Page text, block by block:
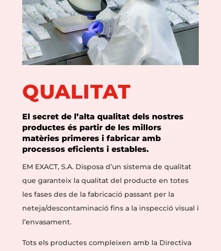
QUALITAT
El secret de l’alta qualitat dels nostres
productes és partir de les millors
matèries primeres i fabricar amb
processos eficients i estables.
EM EXACT, S.A. Disposa d’un sistema de qualitat
que garanteix la qualitat del producte en totes
les fases des de la fabricació passant per la
neteja/descontaminació fins a la inspecció visual i
l’envasament.
Tots els productes compleixen amb la Directiva